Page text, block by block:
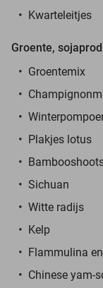
Kwarteleitjes
Groente,
Groentemix
Plakjes lotus
Sichuan
Witte radijs
Kelp
Flammulina
Chinese yam-